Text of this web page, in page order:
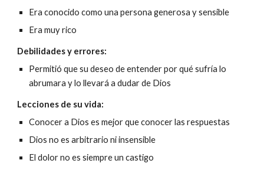
Era conocido como una persona generosa y sensible
Era muy rico
Debilidades y errores:
Permitió que su deseo de entender por qué sufría lo
abrumara y lo llevará a dudar de Dios
Lecciones de su vida:
Conocer a Dios es mejor que conocer las respuestas
Dios no es arbitrario ni insensible
El dolor no es siempre un castigo